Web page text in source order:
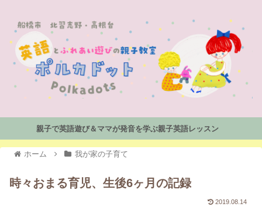
親子で英語遊び＆ママが発音を学ぶ親子英語レッスン
ホーム 我が家の子育て
時々おまる育児、生後6ヶ月の記録
2019.08.14